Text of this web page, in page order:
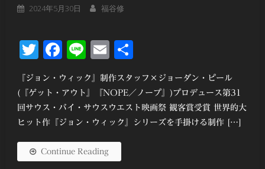
2024年5月30日 福谷修
Twitter
Facebook
LineEmail
『ジョン・ウィック』制作スタッフ×ジョーダン・ピール
(『ゲット・アウト』『NOPE／ノープ』)プロデュース第31
回サウス・バイ・サウスウエスト映画祭 観客賞受賞 世界的大
ヒット作『ジョン・ウィック』シリーズを手掛ける制作 […]
Continue Reading